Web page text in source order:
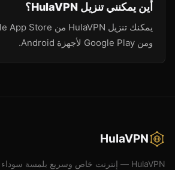
أين يمكنني تنزيل HulaVPN؟
ومن Google Play لأجهزة Android.
HulaVPN
HulaVPN — إنترنت خاص وسريع بلمسة سوداء